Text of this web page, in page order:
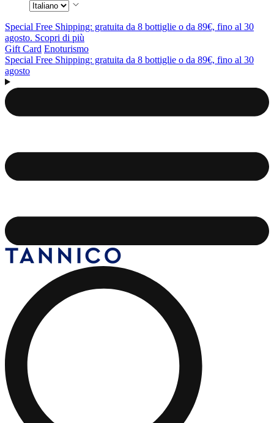
Special Free Shipping: gratuita da 8 bottiglie o da 89€, fino al 30
agosto. Scopri di più
Gift Card Enoturismo
Special Free Shipping: gratuita da 8 bottiglie o da 89€, fino al 30
agosto